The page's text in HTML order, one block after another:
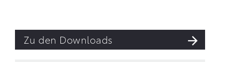
Zu den Downloads